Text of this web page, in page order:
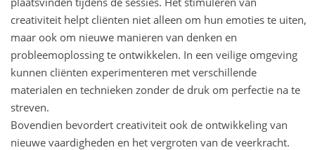
creativiteit helpt cliënten niet alleen om hun emoties te uiten,
maar ook om nieuwe manieren van denken en
probleemoplossing te ontwikkelen. In een veilige omgeving
kunnen cliënten experimenteren met verschillende
materialen en technieken zonder de druk om perfectie na te
streven.
Bovendien bevordert creativiteit ook de ontwikkeling van
nieuwe vaardigheden en het vergroten van de veerkracht.